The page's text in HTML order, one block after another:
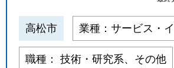
高松市 業種：サービス・
職種： 技術・研究系、その他